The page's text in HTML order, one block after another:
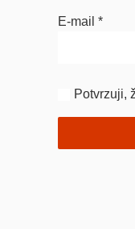
E-mail *
Potvrzuji,